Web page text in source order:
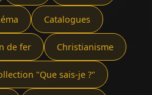
Catalogues
de fer Christianisme
"Que sais-je ?"